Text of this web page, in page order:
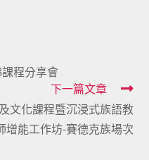
課程分享會
下一篇文章
文化課程暨沉浸式族語教
增能工作坊-賽德克族場次